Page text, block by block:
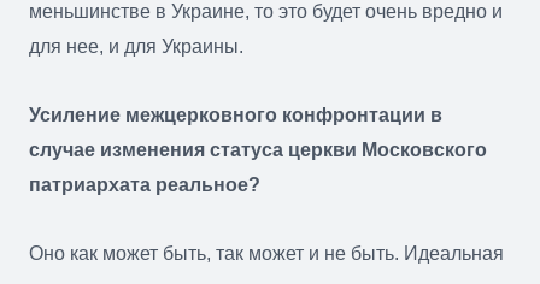
меньшинстве в Украине, то это будет очень вредно и
для нее, и для Украины.
Усиление межцерковного конфронтации в
случае изменения статуса церкви Московского
патриархата реальное?
Оно как может быть, так может и не быть. Идеальная